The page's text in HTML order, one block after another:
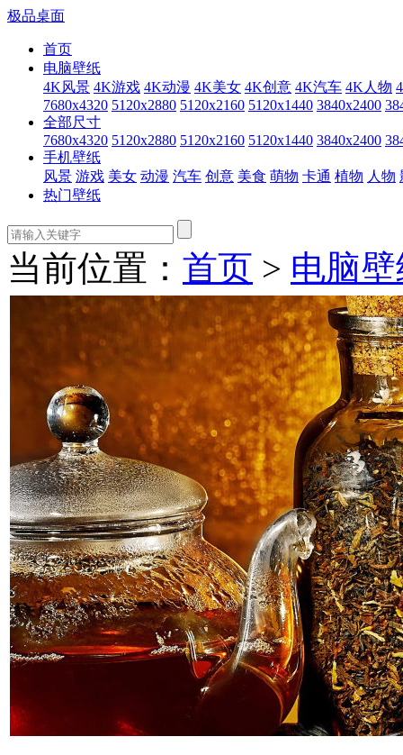
极品桌面
首页
电脑壁纸
4K风景 4K游戏 4K动漫 4K美女 4K创意 4K汽车 4K人物
7680x4320 5120x2880 5120x2160 5120x1440 3840x2400
全部尺寸
7680x4320 5120x2880 5120x2160 5120x1440 3840x2400
手机壁纸
风景 游戏 美女 动漫 汽车 创意 美食 萌物 卡通 植物 人物
热门壁纸
当前位置： 首页 > 电脑